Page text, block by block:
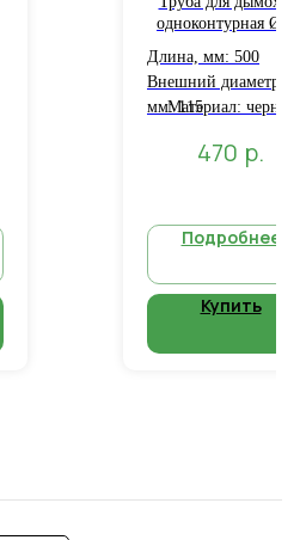
одноконтурная
толщиной 0,5 мм
L=0.5 м
Длина, мм: 500
Внешний диаметр,
мм: 115
Материал: черная
470 р.
Подробнее
Купить